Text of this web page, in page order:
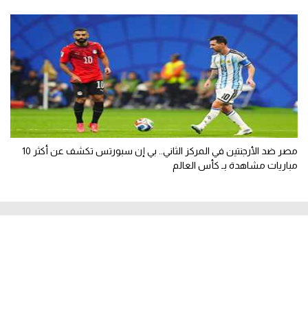
مصر ضد الأرجنتين في المركز الثاني.. بي إن سبورتس تكشف عن أكثر 10
مباريات مشاهدة بـ كأس العالم